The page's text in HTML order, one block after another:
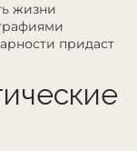
жизни
придаст